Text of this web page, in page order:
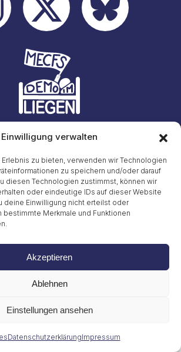
Einwilligung verwalten
zu bieten, verwenden wir Technologien
zu speichern und/oder darauf
diesen Technologien zustimmst, können wir
oder eindeutige IDs auf dieser Website
deine Einwilligung nicht erteilst oder
bestimmte Merkmale und Funktionen
Akzeptieren
Ablehnen
Einstellungen ansehen
DatenschutzerklärungImpressum
Gritt Buggenhagen
Tel. 49 (0)151 72038889
Impressum
© 2026